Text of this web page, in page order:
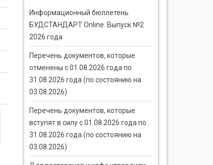
Информационный бюллетень
БУДСТАНДАРТ Online. Выпуск №2
2026 года
Перечень документов, которые
отменены с 01.08.2026 года по
31.08.2026 года (по состоянию на
03.08.2026)
Перечень документов, которые
вступят в силу с 01.08.2026 года по
31.08.2026 года (по состоянию на
03.08.2026)